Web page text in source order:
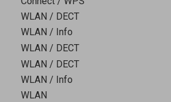
WLAN / DECT
WLAN / Info
WLAN / DECT
WLAN / DECT
WLAN / Info
WLAN